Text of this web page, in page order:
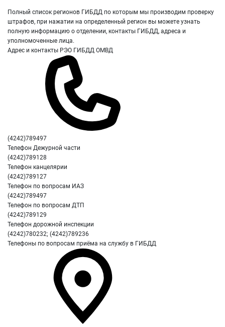
Полный список регионов ГИБДД по которым мы производим проверку
штрафов, при нажатии на определенный регион вы можете узнать
полную информацию о отделении, контакты ГИБДД, адреса и
уполномоченные лица.
Адрес и контакты РЭО ГИБДД ОМВД
(4242)789497
Телефон Дежурной части
(4242)789128
Телефон канцелярии
(4242)789127
Телефон по вопросам ИАЗ
(4242)789497
Телефон по вопросам ДТП
(4242)789129
Телефон дорожной инспекции
(4242)780232; (4242)789236
Телефоны по вопросам приёма на службу в ГИБДД